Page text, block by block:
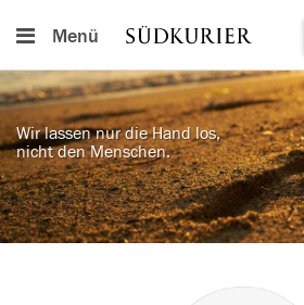
Menü
Wir lassen nur die Hand los,
nicht den Menschen.